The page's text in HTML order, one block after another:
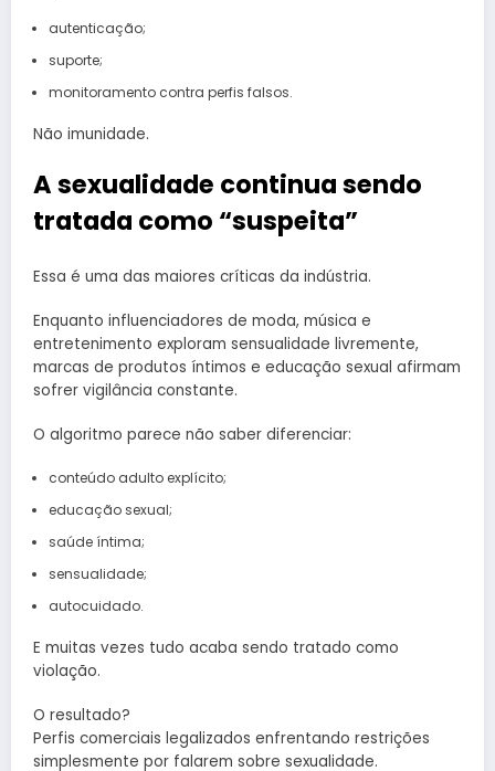
autenticação;
suporte;
monitoramento contra perfis falsos.
Não imunidade.
A sexualidade continua sendo
tratada como “suspeita”
Essa é uma das maiores críticas da indústria.
Enquanto influenciadores de moda, música e
entretenimento exploram sensualidade livremente,
marcas de produtos íntimos e educação sexual afirmam
sofrer vigilância constante.
O algoritmo parece não saber diferenciar:
conteúdo adulto explícito;
educação sexual;
saúde íntima;
sensualidade;
autocuidado.
E muitas vezes tudo acaba sendo tratado como
violação.
O resultado?
Perfis comerciais legalizados enfrentando restrições
simplesmente por falarem sobre sexualidade.